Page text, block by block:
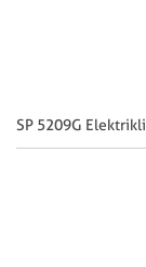
SP 5209G